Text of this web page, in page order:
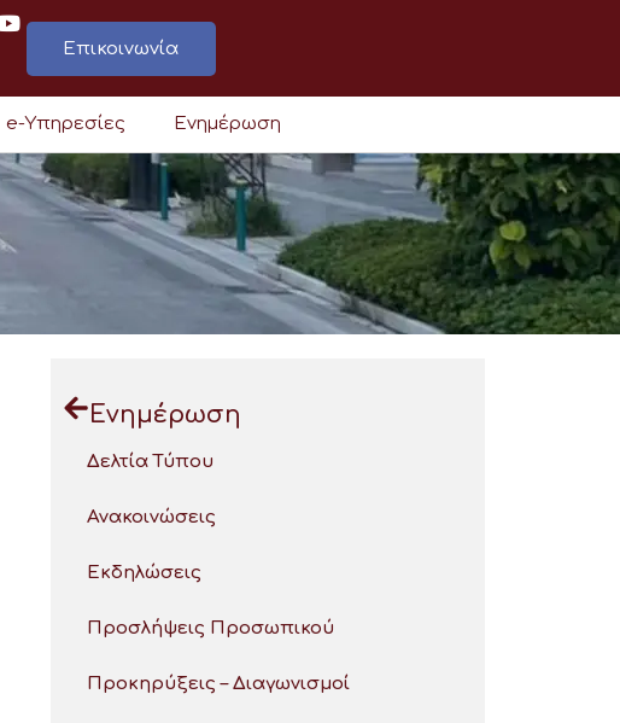
Επικοινωνία
e-Υπηρεσίες Ενημέρωση
Ενημέρωση
Δελτία Τύπου
Ανακοινώσεις
Εκδηλώσεις
Προσλήψεις Προσωπικού
Προκηρύξεις – Διαγωνισμοί